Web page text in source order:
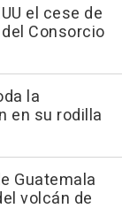
el cese de
Consorcio
la
en su rodilla
Guatemala
volcán de